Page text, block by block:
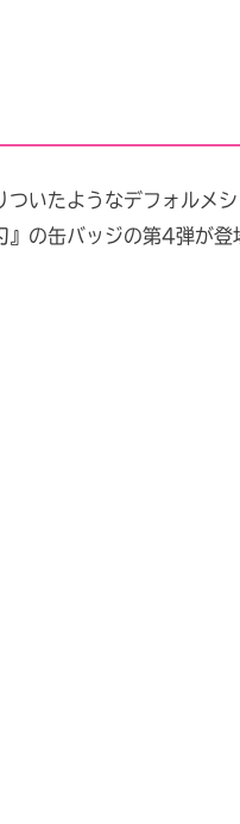
ついたようなデフォルメ
』の缶バッジの第4弾が登